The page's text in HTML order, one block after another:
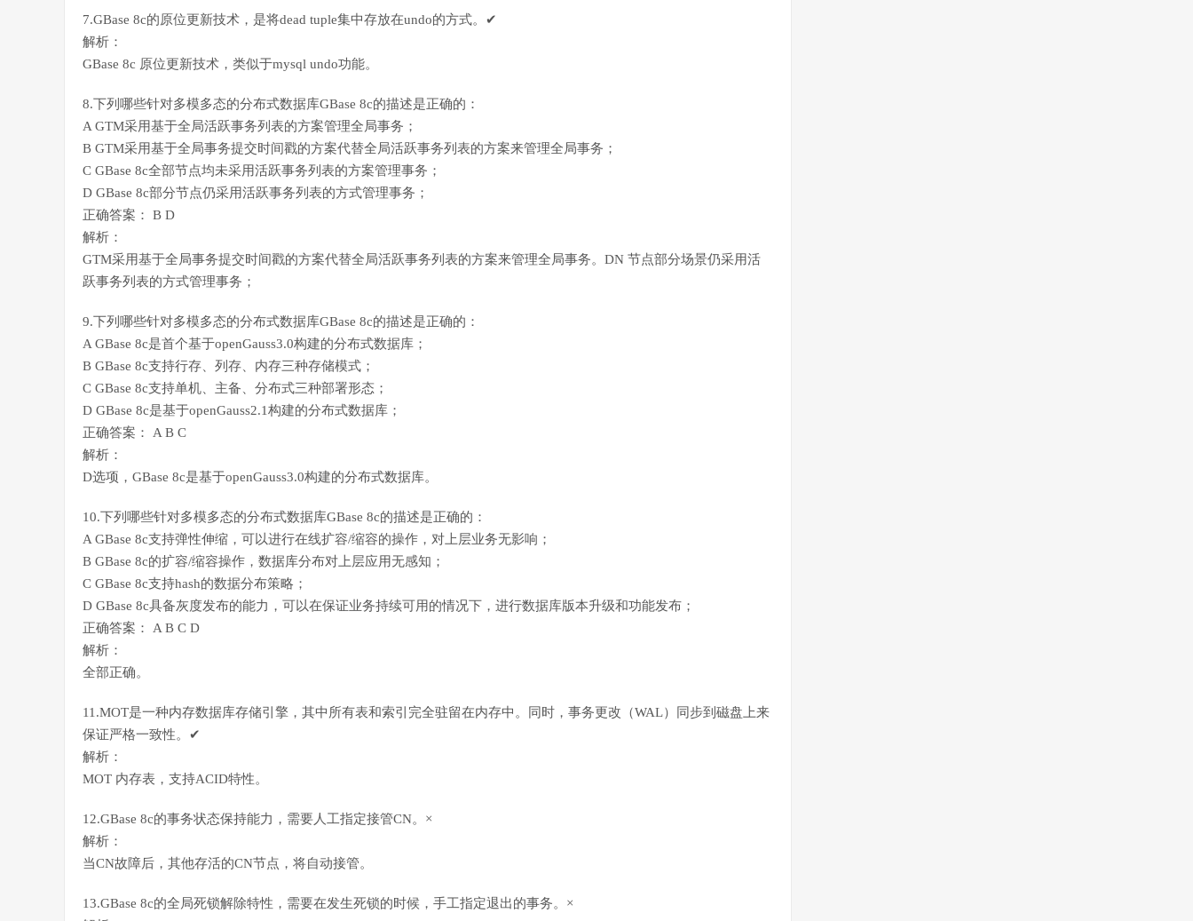
7.GBase 8c的原位更新技术，是将dead tuple集中存放在undo的方式。✔
解析：
GBase 8c 原位更新技术，类似于mysql undo功能。
8.下列哪些针对多模多态的分布式数据库GBase 8c的描述是正确的：
A GTM采用基于全局活跃事务列表的方案管理全局事务；
B GTM采用基于全局事务提交时间戳的方案代替全局活跃事务列表的方案来管理全局事务；
C GBase 8c全部节点均未采用活跃事务列表的方案管理事务；
D GBase 8c部分节点仍采用活跃事务列表的方式管理事务；
正确答案： B D
解析：
GTM采用基于全局事务提交时间戳的方案代替全局活跃事务列表的方案来管理全局事务。DN 节点部分场景仍采用活
跃事务列表的方式管理事务；
9.下列哪些针对多模多态的分布式数据库GBase 8c的描述是正确的：
A GBase 8c是首个基于openGauss3.0构建的分布式数据库；
B GBase 8c支持行存、列存、内存三种存储模式；
C GBase 8c支持单机、主备、分布式三种部署形态；
D GBase 8c是基于openGauss2.1构建的分布式数据库；
正确答案： A B C
解析：
D选项，GBase 8c是基于openGauss3.0构建的分布式数据库。
10.下列哪些针对多模多态的分布式数据库GBase 8c的描述是正确的：
A GBase 8c支持弹性伸缩，可以进行在线扩容/缩容的操作，对上层业务无影响；
B GBase 8c的扩容/缩容操作，数据库分布对上层应用无感知；
C GBase 8c支持hash的数据分布策略；
D GBase 8c具备灰度发布的能力，可以在保证业务持续可用的情况下，进行数据库版本升级和功能发布；
正确答案： A B C D
解析：
全部正确。
11.MOT是一种内存数据库存储引擎，其中所有表和索引完全驻留在内存中。同时，事务更改（WAL）同步到磁盘上来
保证严格一致性。✔
解析：
MOT 内存表，支持ACID特性。
12.GBase 8c的事务状态保持能力，需要人工指定接管CN。×
解析：
当CN故障后，其他存活的CN节点，将自动接管。
13.GBase 8c的全局死锁解除特性，需要在发生死锁的时候，手工指定退出的事务。×